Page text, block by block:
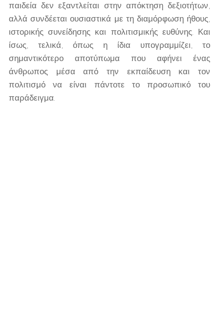
παιδεία δεν εξαντλείται στην απόκτηση δεξιοτήτων,
αλλά συνδέεται ουσιαστικά με τη διαμόρφωση ήθους,
ιστορικής συνείδησης και πολιτισμικής ευθύνης. Και
ίσως, τελικά, όπως η ίδια υπογραμμίζει, το
σημαντικότερο αποτύπωμα που αφήνει ένας
άνθρωπος μέσα από την εκπαίδευση και τον
πολιτισμό να είναι πάντοτε το προσωπικό του
παράδειγμα.